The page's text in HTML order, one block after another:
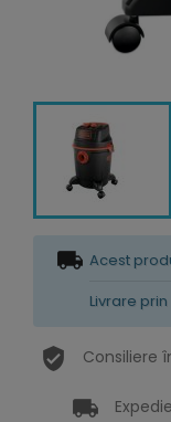
Acest
Livrare
Consiliere